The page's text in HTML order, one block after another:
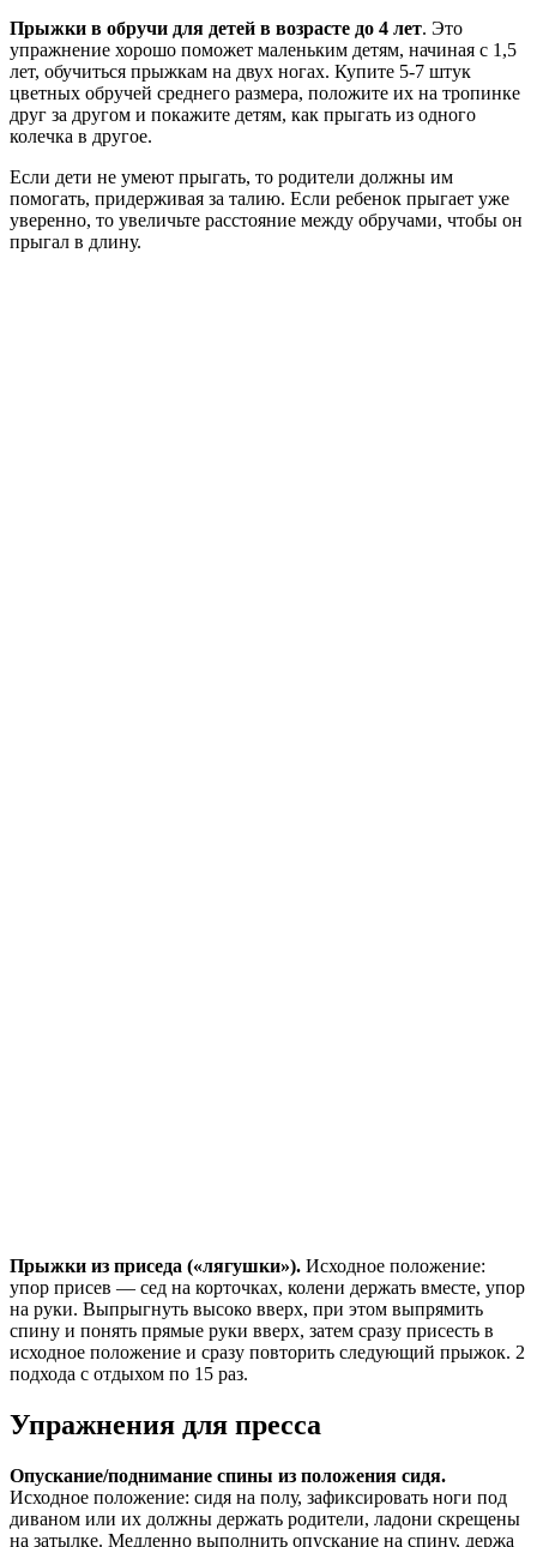
Прыжки в обручи для детей в возрасте до 4 лет. Это
упражнение хорошо поможет маленьким детям, начиная с 1,5
лет, обучиться прыжкам на двух ногах. Купите 5-7 штук
цветных обручей среднего размера, положите их на тропинке
друг за другом и покажите детям, как прыгать из одного
колечка в другое.
Если дети не умеют прыгать, то родители должны им
помогать, придерживая за талию. Если ребенок прыгает уже
уверенно, то увеличьте расстояние между обручами, чтобы он
прыгал в длину.
Прыжки из приседа («лягушки»). Исходное положение:
упор присев — сед на корточках, колени держать вместе, упор
на руки. Выпрыгнуть высоко вверх, при этом выпрямить
спину и понять прямые руки вверх, затем сразу присесть в
исходное положение и сразу повторить следующий прыжок. 2
подхода с отдыхом по 15 раз.
Упражнения для пресса
Опускание/поднимание спины из положения сидя.
Исходное положение: сидя на полу, зафиксировать ноги под
диваном или их должны держать родители, ладони скрещены
на затылке. Медленно выполнить опускание на спину, держа